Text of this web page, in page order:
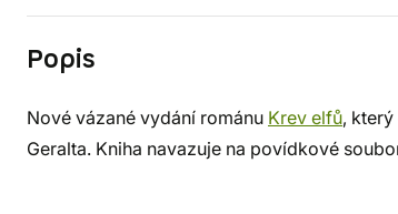
Popis
Nové vázané vydání románu Krev elfů,
Geralta. Kniha navazuje na povídkové